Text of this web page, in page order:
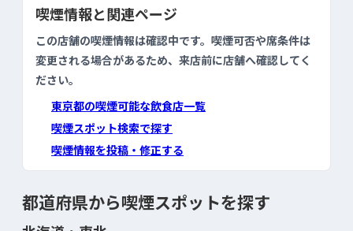
喫煙情報と関連ページ
この店舗の喫煙情報は確認中です。喫煙可否や席条件は
変更される場合があるため、来店前に店舗へ確認してく
ださい。
東京都の喫煙可能な飲食店一覧
喫煙スポット検索で探す
喫煙情報を投稿・修正する
都道府県から喫煙スポットを探す